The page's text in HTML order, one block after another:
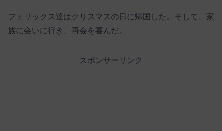
フェリックス達はクリスマスの日に帰国した。そして、家
族に会いに行き、再会を喜んだ。
スポンサーリンク